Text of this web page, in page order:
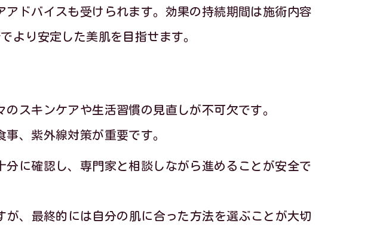
ドバイスも受けられます。効果の持続期間は施術内容
より安定した美肌を目指せます。
スキンケアや生活習慣の見直しが不可欠です。
、紫外線対策が重要です。
に確認し、専門家と相談しながら進めることが安全で
、最終的には自分の肌に合った方法を選ぶことが大切